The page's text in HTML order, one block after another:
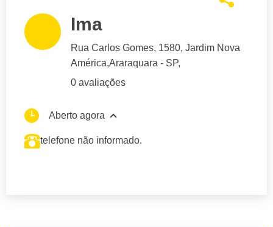
Ima
Rua Carlos Gomes, 1580, Jardim Nova
América,Araraquara - SP,
0 avaliações
Aberto agora
telefone não informado.